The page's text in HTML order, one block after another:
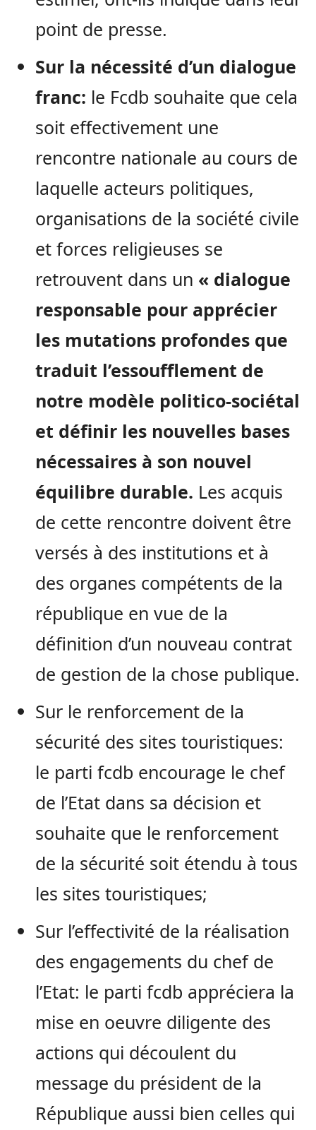
point de presse.
Sur la nécessité d’un dialogue
franc: le Fcdb souhaite que cela
soit effectivement une
rencontre nationale au cours de
laquelle acteurs politiques,
organisations de la société civile
et forces religieuses se
retrouvent dans un « dialogue
responsable pour apprécier
les mutations profondes que
traduit l’essoufflement de
notre modèle politico-sociétal
et définir les nouvelles bases
nécessaires à son nouvel
équilibre durable. Les acquis
de cette rencontre doivent être
versés à des institutions et à
des organes compétents de la
république en vue de la
définition d’un nouveau contrat
de gestion de la chose publique.
Sur le renforcement de la
sécurité des sites touristiques:
le parti fcdb encourage le chef
de l’Etat dans sa décision et
souhaite que le renforcement
de la sécurité soit étendu à tous
les sites touristiques;
Sur l’effectivité de la réalisation
des engagements du chef de
l’Etat: le parti fcdb appréciera la
mise en oeuvre diligente des
actions qui découlent du
message du président de la
République aussi bien celles qui